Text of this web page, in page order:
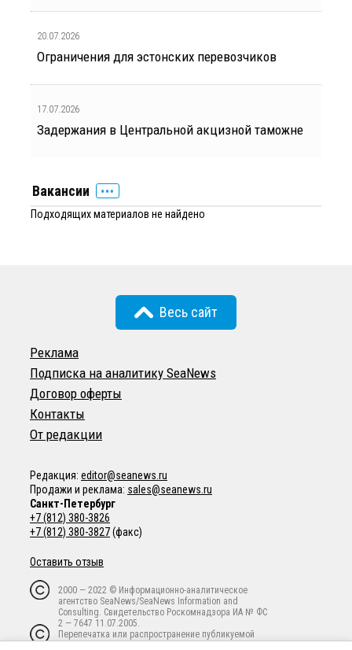
20.07.2026
Ограничения для эстонских перевозчиков
17.07.2026
Задержания в Центральной акцизной таможне
Вакансии
Подходящих материалов не найдено
Весь сайт
Реклама
Подписка на аналитику SeaNews
Договор оферты
Контакты
От редакции
Редакция: editor@seanews.ru
Продажи и реклама: sales@seanews.ru
Санкт-Петербург
+7 (812) 380-3826
+7 (812) 380-3827(факс)
Оставить отзыв
2000 — 2022 © Информационно-аналитическое
агентство SeaNews/SeaNews Information and
Consulting. Свидетельство Роскомнадзора ИА № ФС
2 — 7647 11.07.2005.
Перепечатка или распространение публикуемой